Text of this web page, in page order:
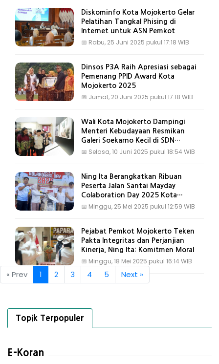
Diskominfo Kota Mojokerto Gelar
Pelatihan Tangkal Phising di
Internet untuk ASN Pemkot
📅 Rabu, 25 Juni 2025 pukul 17:18 WIB
Dinsos P3A Raih Apresiasi sebagai
Pemenang PPID Award Kota
Mojokerto 2025
📅 Jumat, 20 Juni 2025 pukul 17:18 WIB
Wali Kota Mojokerto Dampingi
Menteri Kebudayaan Resmikan
Galeri Soekarno Kecil di SDN
Purwotengah
📅 Selasa, 10 Juni 2025 pukul 18:54 WIB
Ning Ita Berangkatkan Ribuan
Peserta Jalan Santai Mayday
Colaboration Day 2025 Kota
Mojokerto
📅 Minggu, 25 Mei 2025 pukul 12:59 WIB
Pejabat Pemkot Mojokerto Teken
Pakta Integritas dan Perjanjian
Kinerja, Ning Ita: Komitmen Moral
📅 Minggu, 18 Mei 2025 pukul 16:14 WIB
« Prev 1 2 3 4 5 Next »
Topik Terpopuler
E-Koran